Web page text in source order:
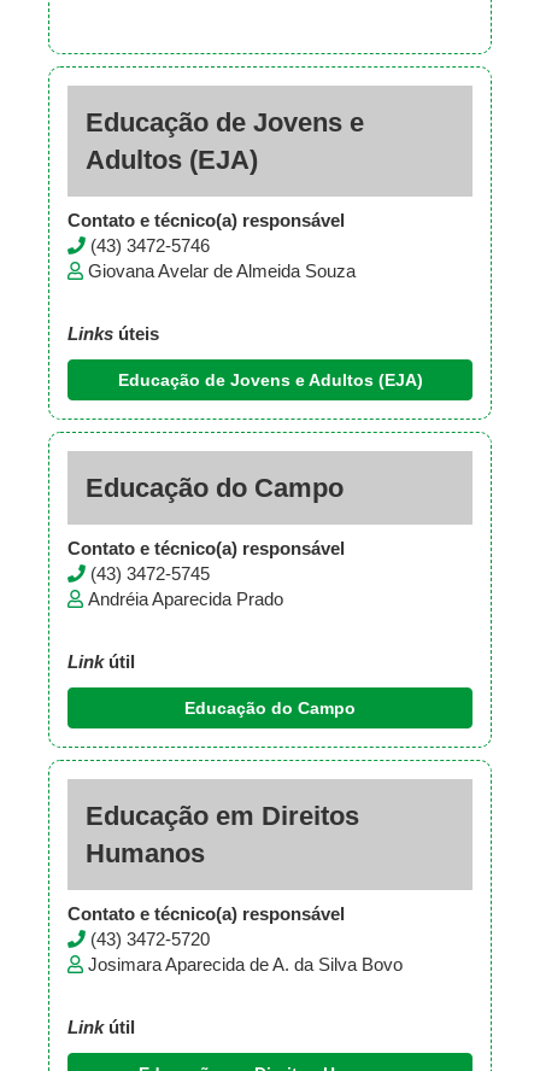
Educação de Jovens e
Adultos (EJA)
Contato e técnico(a) responsável
(43) 3472-5746
Giovana Avelar de Almeida Souza
Links úteis
Educação de Jovens e Adultos (EJA)
Educação do Campo
Contato e técnico(a) responsável
(43) 3472-5745
Andréia Aparecida Prado
Linkútil
Educação do Campo
Educação em Direitos
Humanos
Contato e técnico(a) responsável
(43) 3472-5720
Josimara Aparecida de A. da Silva Bovo
Linkútil